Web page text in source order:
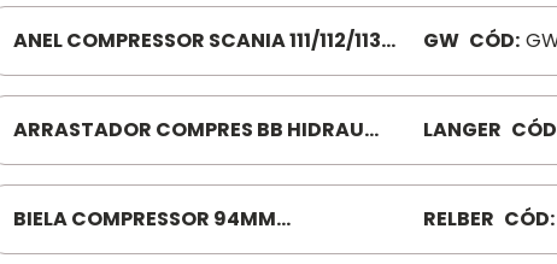
ANEL COMPRESSOR SCANIA 111/112/113
GW0304
GW CÓD:
ARRASTADOR COMPRES BB HIDRAU
366 L141 0001320710
LANGER
BIELA COMPRESSOR 94MM
OM352/OM366 RB047
RELBER CÓD: